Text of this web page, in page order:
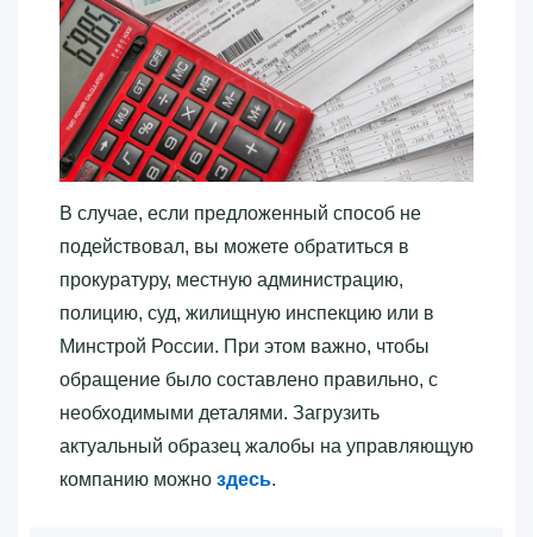
В случае, если предложенный способ не
подействовал, вы можете обратиться в
прокуратуру, местную администрацию,
полицию, суд, жилищную инспекцию или в
Минстрой России. При этом важно, чтобы
обращение было составлено правильно, с
необходимыми деталями. Загрузить
актуальный образец жалобы на управляющую
компанию можно здесь.